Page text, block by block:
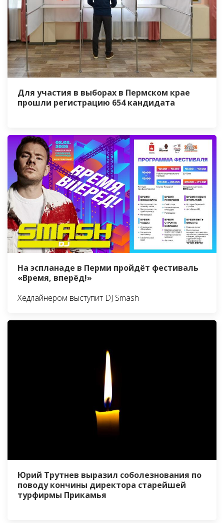
Для участия в выборах в Пермском крае
прошли регистрацию 654 кандидата
На эспланаде в Перми пройдёт фестиваль
«Время, вперёд!»
Хедлайнером выступит DJ Smash
Юрий Трутнев выразил соболезнования по
поводу кончины директора старейшей
турфирмы Прикамья